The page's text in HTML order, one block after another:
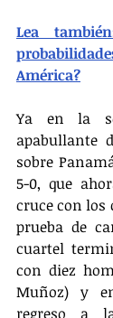
Lea
América?
Ya en la
apabullante
sobre
5-0, que
cruce con los
prueba de
cuartel
con diez
Muñoz) y
regreso a